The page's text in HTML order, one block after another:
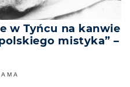
w Tyńcu na kanwie
mistyka” –